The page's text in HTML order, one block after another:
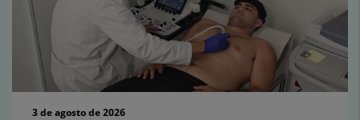
3 de agosto de 2026